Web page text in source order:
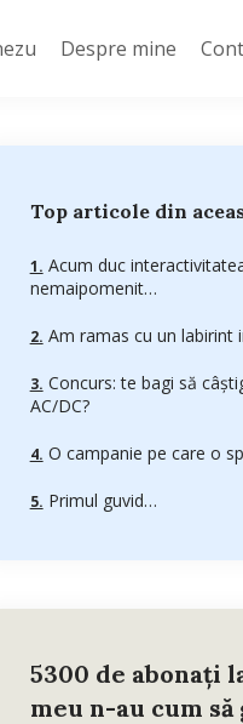
Despre mine
Top articole din
Acum duc
nemaipomenit…
Am ramas cu un labirint
Concurs: te bagi să
AC/DC?
O campanie pe care o
Primul guvid…
5300 de abonați
meu n-au cum să